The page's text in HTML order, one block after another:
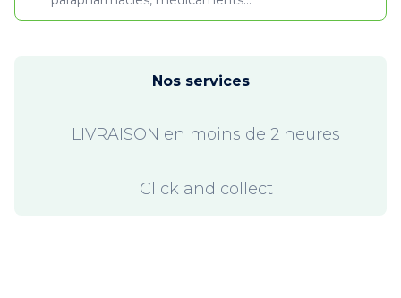
Nos services
LIVRAISON en moins de 2 heures
Click and collect